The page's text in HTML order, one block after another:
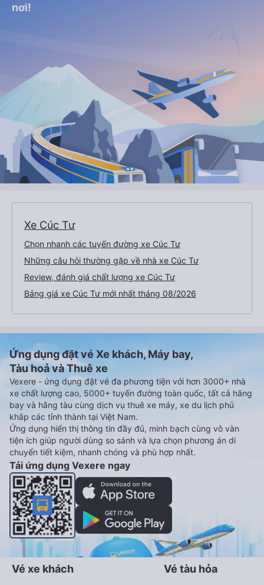
nơi!
Xe Cúc Tư
Chọn nhanh các tuyến đường xe Cúc Tư
Những câu hỏi thường gặp về nhà xe Cúc Tư
Review, đánh giá chất lượng xe Cúc Tư
Bảng giá xe Cúc Tư mới nhất tháng 08/2026
Ứng dụng đặt vé Xe khách, Máy bay,
Tàu hoả và Thuê xe
Vexere - ứng dụng đặt vé đa phương tiện với hơn 3000+ nhà
xe chất lượng cao, 5000+ tuyến đường toàn quốc, tất cả hãng
bay và hãng tàu cùng dịch vụ thuê xe máy, xe du lịch phủ
khắp các tỉnh thành tại Việt Nam.
Ứng dụng hiển thị thông tin đầy đủ, minh bạch cùng vô vàn
tiện ích giúp người dùng so sánh và lựa chọn phương án di
chuyển tiết kiệm, nhanh chóng và phù hợp nhất.
Tải ứng dụng Vexere ngay
Vé xe khách Vé tàu hỏa